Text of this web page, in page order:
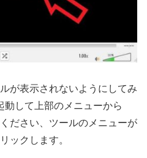
が表示されないようにしてみ
動して上部のメニューから
ださい、ツールのメニューが
ックします。